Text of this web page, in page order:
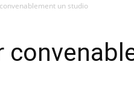
un studio